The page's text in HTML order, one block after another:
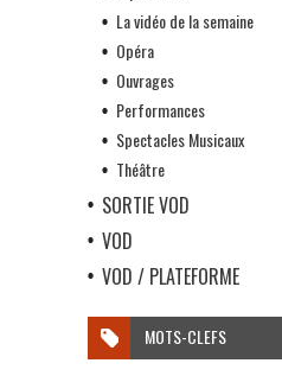
La vidéo de la semaine
Opéra
Ouvrages
Performances
Spectacles Musicaux
Théâtre
SORTIE VOD
VOD
VOD / PLATEFORME
MOTS-CLEFS